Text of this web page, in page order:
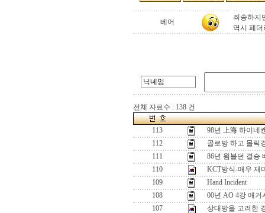
베어
죄송하지
역시 페
전체 자료수 : 138 건
113
98년 上海 하이네
112
골로방 하고 몰릭
111
86년 윔블던 결승
110
KCT방식-매우 재
109
Hand Incident
108
00년 AO 4강 애거
107
상대방을 고려한